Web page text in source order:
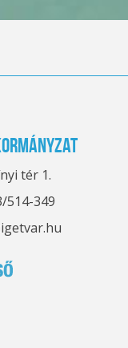
tér 1.
514-349